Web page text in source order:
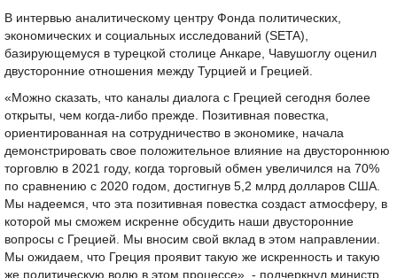
В интервью аналитическому центру Фонда политических,
экономических и социальных исследований (SETA),
базирующемуся в турецкой столице Анкаре, Чавушоглу оценил
двусторонние отношения между Турцией и Грецией.
«Можно сказать, что каналы диалога с Грецией сегодня более
открыты, чем когда-либо прежде. Позитивная повестка,
ориентированная на сотрудничество в экономике, начала
демонстрировать свое положительное влияние на двустороннюю
торговлю в 2021 году, когда торговый обмен увеличился на 70%
по сравнению с 2020 годом, достигнув 5,2 млрд долларов США.
Мы надеемся, что эта позитивная повестка создаст атмосферу, в
которой мы сможем искренне обсудить наши двусторонние
вопросы с Грецией. Мы вносим свой вклад в этом направлении.
Мы ожидаем, что Греция проявит такую же искренность и такую
же политическую волю в этом процессе», - подчеркнул министр,